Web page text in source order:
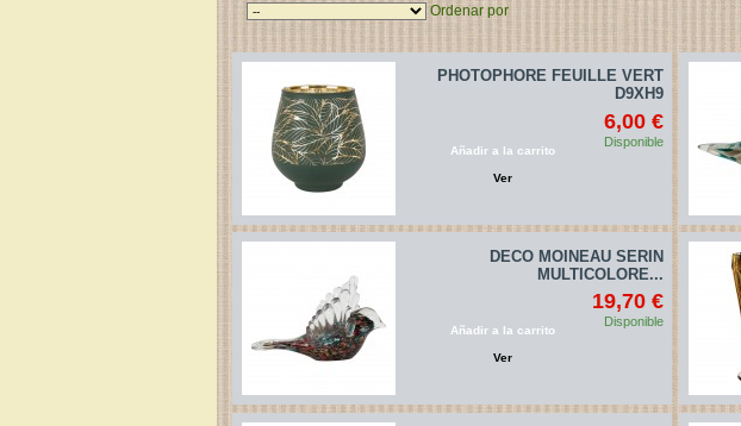
Ordenar por
PHOTOPHORE FEUILLE VERT
D9XH9
6,00 €
Disponible
Añadir a la carrito
Ver
DECO MOINEAU SERIN
MULTICOLORE...
19,70 €
Disponible
Añadir a la carrito
Ver